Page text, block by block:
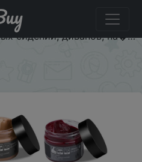
кожаным салоном авто,
и ремонта кожаной
сидений, диванов, па�…